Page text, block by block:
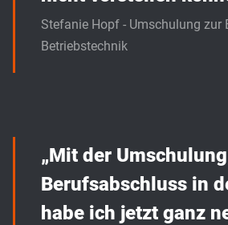
Stefanie Hopf - Umschulung zur
Betriebstechnik
„Mit der
Berufsabschluss in
habe ich jetzt ganz